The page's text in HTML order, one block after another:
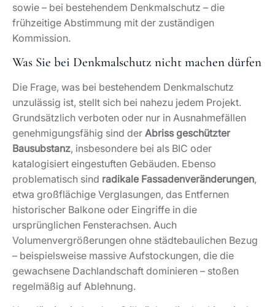
sowie – bei bestehendem Denkmalschutz – die
frühzeitige Abstimmung mit der zuständigen
Kommission.
Was Sie bei Denkmalschutz nicht machen dürfen
Die Frage, was bei bestehendem Denkmalschutz
unzulässig ist, stellt sich bei nahezu jedem Projekt.
Grundsätzlich verboten oder nur in Ausnahmefällen
genehmigungsfähig sind der Abriss geschützter
Bausubstanz, insbesondere bei als BIC oder
katalogisiert eingestuften Gebäuden. Ebenso
problematisch sind radikale Fassadenveränderungen,
etwa großflächige Verglasungen, das Entfernen
historischer Balkone oder Eingriffe in die
ursprünglichen Fensterachsen. Auch
Volumenvergrößerungen ohne städtebaulichen Bezug
– beispielsweise massive Aufstockungen, die die
gewachsene Dachlandschaft dominieren – stoßen
regelmäßig auf Ablehnung.